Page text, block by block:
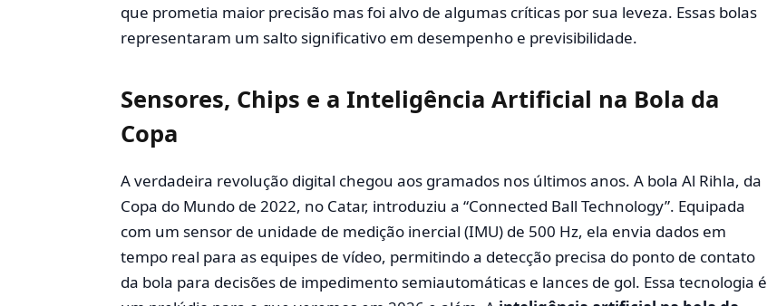
que prometia maior precisão mas foi alvo de algumas críticas por sua leveza. Essas bolas
representaram um salto significativo em desempenho e previsibilidade.
Sensores, Chips e a Inteligência Artificial na Bola da
Copa
A verdadeira revolução digital chegou aos gramados nos últimos anos. A bola Al Rihla, da
Copa do Mundo de 2022, no Catar, introduziu a “Connected Ball Technology”. Equipada
com um sensor de unidade de medição inercial (IMU) de 500 Hz, ela envia dados em
tempo real para as equipes de vídeo, permitindo a detecção precisa do ponto de contato
da bola para decisões de impedimento semiautomáticas e lances de gol. Essa tecnologia é